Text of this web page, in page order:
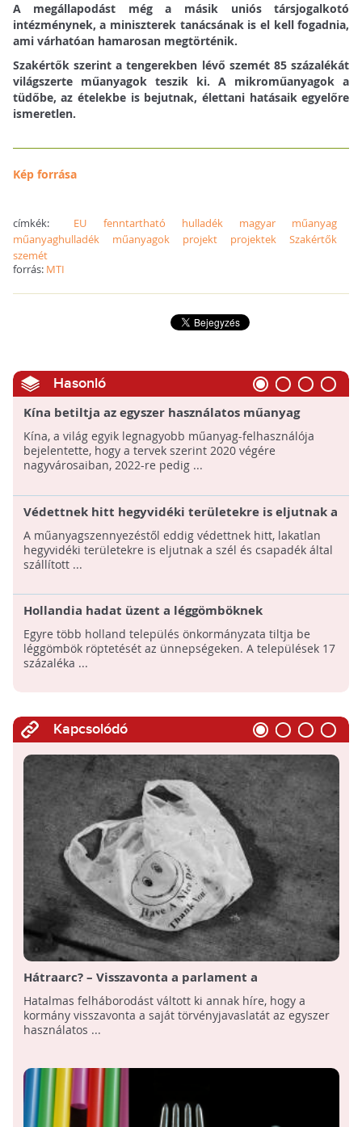
A megállapodást még a másik uniós társjogalkotó
intézménynek, a miniszterek tanácsának is el kell fogadnia,
ami várhatóan hamarosan megtörténik.
Szakértők szerint a tengerekben lévő szemét 85 százalékát
világszerte műanyagok teszik ki. A mikroműanyagok a
tüdőbe, az ételekbe is bejutnak, élettani hatásaik egyelőre
ismeretlen.
Kép forrása
címkék: EU fenntartható hulladék magyar
műanyag
műanyaghulladék
műanyagok projekt projektek
Szakértők
szemét
forrás: MTI
Hasonló
Kína betiltja az egyszer használatos műanyag
zacskókat!
Kína, a világ egyik legnagyobb műanyag-felhasználója
bejelentette, hogy a tervek szerint 2020 végére
nagyvárosaiban, 2022-re pedig ...
Védettnek hitt hegyvidéki területekre is eljutnak a
szálló műanyagrészecskék
A műanyagszennyezéstől eddig védettnek hitt, lakatlan
hegyvidéki területekre is eljutnak a szél és csapadék által
szállított ...
Hollandia hadat üzent a léggömböknek
Egyre több holland település önkormányzata tiltja be
léggömbök röptetését az ünnepségeken. A települések 17
százaléka ...
Kapcsolódó
Hátraarc? – Visszavonta a parlament a
"műanyagtörvényt"
Hatalmas felháborodást váltott ki annak híre, hogy a
kormány visszavonta a saját törvényjavaslatát az egyszer
használatos ...